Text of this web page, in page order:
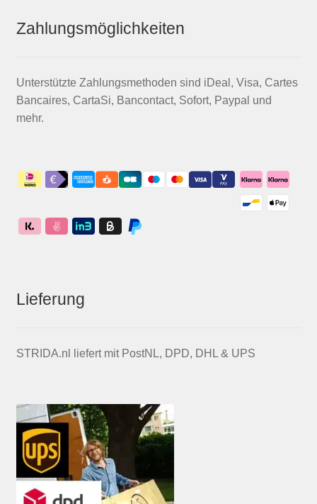
Zahlungsmöglichkeiten
Unterstützte Zahlungsmethoden sind iDeal, Visa, Cartes
Bancaires, CartaSi, Bancontact, Sofort, Paypal und
mehr.
Lieferung
STRIDA.nl liefert mit PostNL, DPD, DHL & UPS